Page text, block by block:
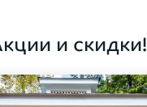
и скидки!